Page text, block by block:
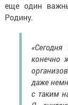
еще один
Родину.
конечно
даже
с таким